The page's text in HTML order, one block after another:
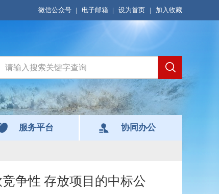
微信公众号 | 电子邮箱 | 设为首页 | 加入收藏
服务平台 协同办公
争性 存放项目的中标公